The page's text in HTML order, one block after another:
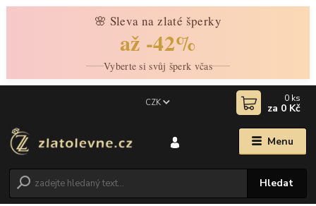
🌸 Sleva na zlaté šperky
až -42%
Vyberte si svůj šperk včas
Menu
CZK
Hledat
0 ks
za 0 Kč